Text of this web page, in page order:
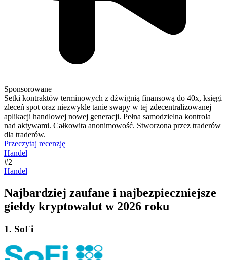
Sponsorowane
Setki kontraktów terminowych z dźwignią finansową do 40x, księgi
zleceń spot oraz niezwykle tanie swapy w tej zdecentralizowanej
aplikacji handlowej nowej generacji. Pełna samodzielna kontrola
nad aktywami. Całkowita anonimowość. Stworzona przez traderów
dla traderów.
Przeczytaj recenzję
Handel
#2
Handel
Najbardziej zaufane i najbezpieczniejsze
giełdy kryptowalut w 2026 roku
1. SoFi